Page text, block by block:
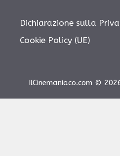
Dichiarazione sulla
Cookie Policy (UE)
IlCinemaniaco.com ©